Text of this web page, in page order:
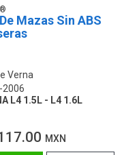
Mazas Sin ABS
Verna
2006
L4 1.5L - L4 1.6L
MXN